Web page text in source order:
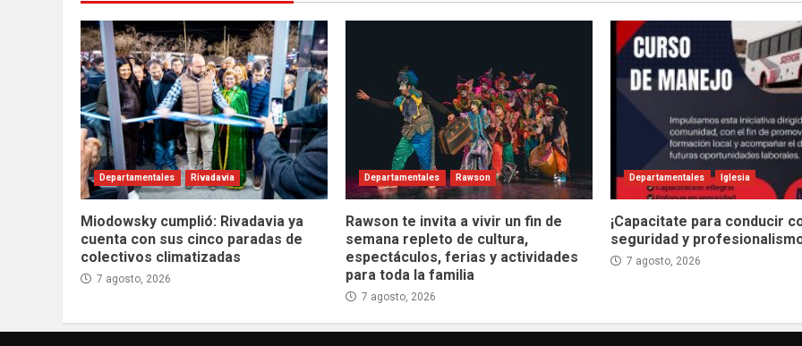
Departamentales Rivadavia
Miodowsky cumplió: Rivadavia ya
cuenta con sus cinco paradas de
colectivos climatizadas
7 agosto, 2026
Departamentales Rawson
Rawson te invita a vivir un fin de
semana repleto de cultura,
espectáculos, ferias y actividades
para toda la familia
7 agosto, 2026
Departamentales Iglesia
¡Capacitate para conducir
seguridad y
7 agosto, 2026